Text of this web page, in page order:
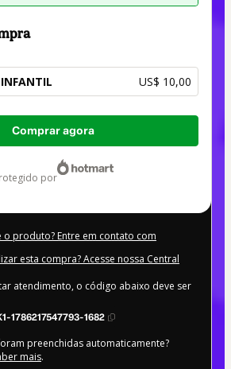
US$ 10,00
Comprar agora
protegido por
produto? Entre em contato com
esta compra? Acesse nossa Central
atendimento, o código abaixo deve ser
1786217547793-1682
preenchidas automaticamente?
mais.